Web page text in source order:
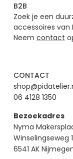
B2B
Zoek je een
accessoires van
Neem contact
CONTACT
06 4128 1350
Bezoekadres
Nyma
Winselingseweg
6541 AK